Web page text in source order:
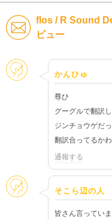
flos / R Sound
ビュー
そのほか
かんひゅ
尊ひ
グーグルで翻訳
ジンチョウゲだ
翻訳合ってるか
通報する
そのほか
そこら辺の人
皆さん言ってい